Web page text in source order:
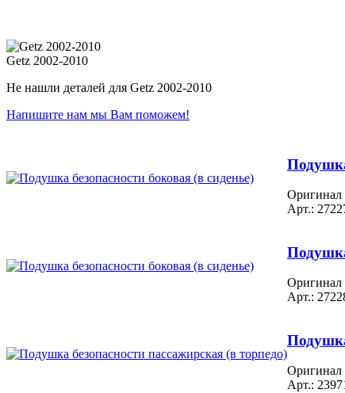
Getz 2002-2010
Не нашли деталей для Getz 2002-2010
Напишите нам мы Вам поможем!
Оригинал
Арт.:
Оригинал
Арт.:
Оригинал
Арт.: